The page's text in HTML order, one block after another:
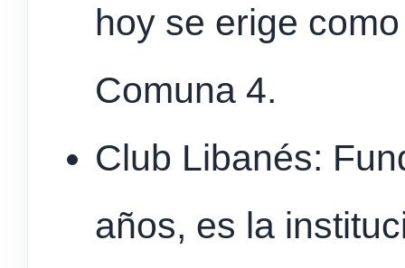
hoy se erige
Comuna 4.
Club Libanés:
años, es la